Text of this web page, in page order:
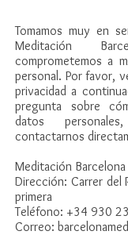
Tomamos muy en
Meditación
comprometemos a
personal. Por favor,
privacidad a
pregunta sobre
datos
contactarnos
Meditación Barcelona
Dirección: Carrer del
primera
Teléfono: +34 930
Correo: